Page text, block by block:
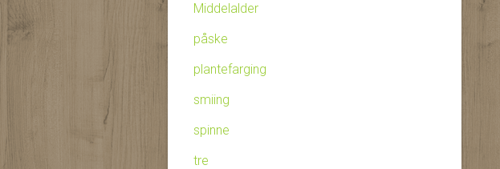
Middelalder
påske
plantefarging
smiing
spinne
tre